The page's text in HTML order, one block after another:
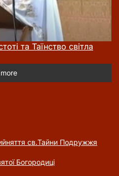
та Таїнство світла
cв.Тайни Подружжя
Богородиці